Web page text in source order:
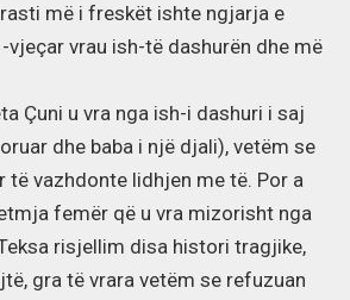
më i freskët ishte ngjarja e
vjeçar vrau ish-të dashurën dhe më
Çuni u vra nga ish-i dashuri i saj
dhe baba i një djali), vetëm se
të vazhdonte lidhjen me të. Por a
femër që u vra mizorisht nga
risjellim disa histori tragjike,
gra të vrara vetëm se refuzuan